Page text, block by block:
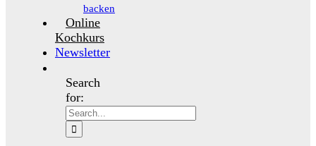
backen
Online
Kochkurs
Newsletter
Search
for: